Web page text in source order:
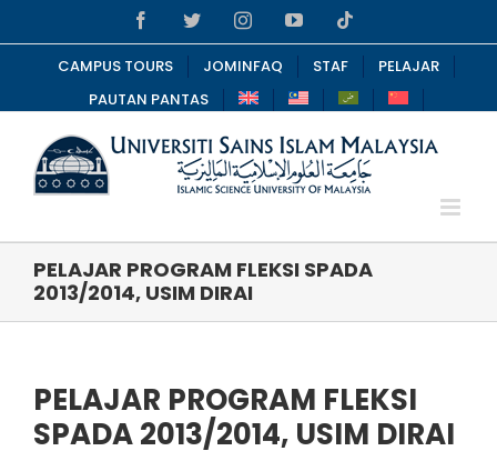
to
content
FacebookTwitterInstagramYouTube
CAMPUS TOURS JOMINFAQ STAF
PELAJAR
PAUTAN PANTAS
PELAJAR PROGRAM FLEKSI SPADA
2013/2014, USIM DIRAI
PELAJAR PROGRAM FLEKSI
SPADA 2013/2014, USIM DIRAI